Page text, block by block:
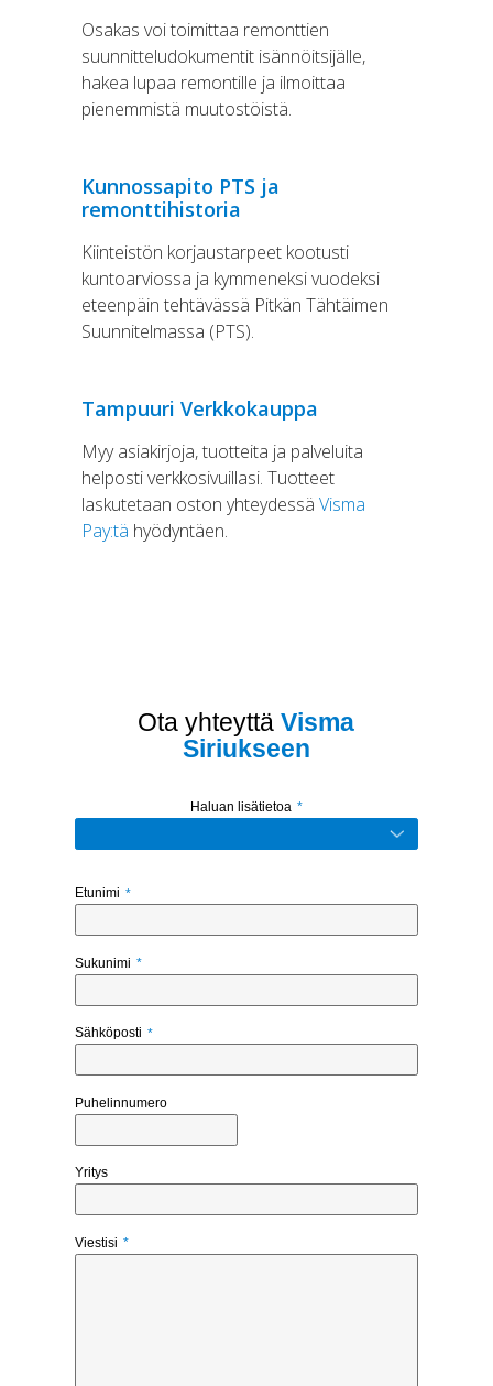
Osakas voi toimittaa remonttien
suunnitteludokumentit isännöitsijälle,
hakea lupaa remontille ja ilmoittaa
pienemmistä muutostöistä.
Kunnossapito PTS ja
remonttihistoria
Kiinteistön korjaustarpeet kootusti
kuntoarviossa ja kymmeneksi vuodeksi
eteenpäin tehtävässä Pitkän Tähtäimen
Suunnitelmassa (PTS).
Tampuuri Verkkokauppa
Myy asiakirjoja, tuotteita ja palveluita
helposti verkkosivuillasi. Tuotteet
laskutetaan oston yhteydessä Visma
Pay:tä hyödyntäen.